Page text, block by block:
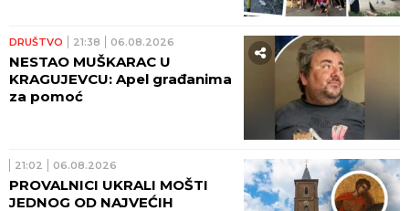
DRUŠTVO 21:38 06.08.2026
NESTAO MUŠKARAC U
KRAGUJEVCU: Apel građanima
za pomoć
21:02 06.08.2026
PROVALNICI UKRALI MOŠTI
JEDNOG OD NAJVEĆIH